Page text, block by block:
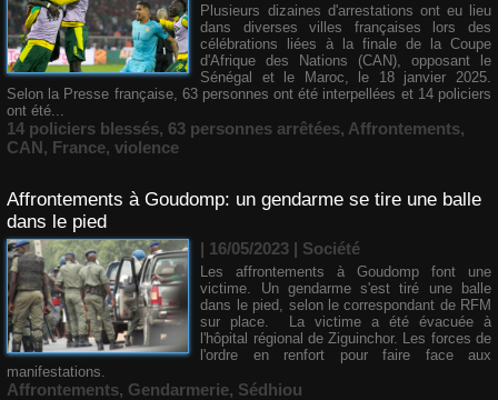
Plusieurs dizaines d'arrestations ont eu lieu
dans diverses villes françaises lors des
célébrations liées à la finale de la Coupe
d'Afrique des Nations (CAN), opposant le
Sénégal et le Maroc, le 18 janvier 2025.
Selon la Presse française, 63 personnes ont été interpellées et 14 policiers
ont été...
14 policiers blessés, 63 personnes arrêtées, Affrontements,
CAN, France, violence
Affrontements à Goudomp: un gendarme se tire une balle
dans le pied
| 16/05/2023 | Société
Les affrontements à Goudomp font une
victime. Un gendarme s'est tiré une balle
dans le pied, selon le correspondant de RFM
sur place. La victime a été évacuée à
l'hôpital régional de Ziguinchor. Les forces de
l'ordre en renfort pour faire face aux
manifestations.
Affrontements, Gendarmerie, Sédhiou